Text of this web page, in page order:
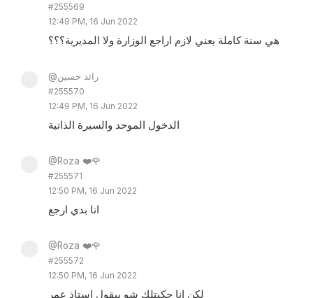
#255569
12:49 PM, 16 Jun 2022
هي سنة كاملة يعني لازم اراجع الوزارة ولا المديرية؟؟؟
@رائد حسين
#255570
12:49 PM, 16 Jun 2022
الدخول الموحد والسيرة الذاتية
@Roza ❤️🌹
#255571
12:50 PM, 16 Jun 2022
انا بدي ارجع
@Roza ❤️🌹
#255572
12:50 PM, 16 Jun 2022
لكن انا حكيتلك شو بيقول استاذ عمر